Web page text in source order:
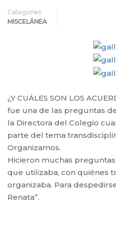
Categories
MISCELÁNEA
¿Y CUÁLES SON LOS
fue una de las preguntas
la Directora del Colegio
parte del tema
Organizamos.
Hicieron muchas
que utilizaba, con quiénes
organizaba. Para
Renata”.